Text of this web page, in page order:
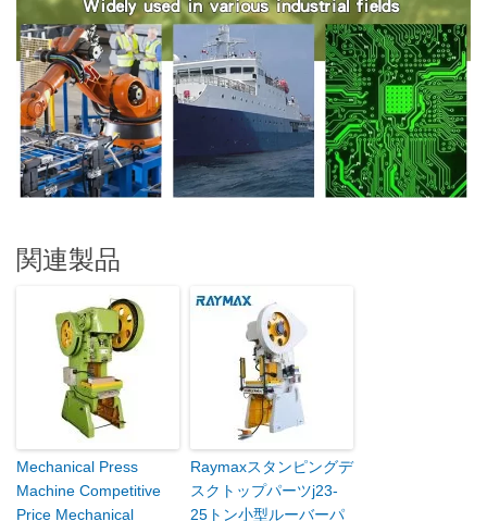
関連製品
Mechanical Press
Machine Competitive
Price Mechanical
Raymaxスタンピングデ
スクトップパーツj23-
25トン小型ルーバーパ